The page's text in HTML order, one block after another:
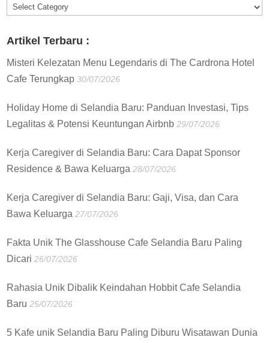
Informasi
Artikel Terbaru :
Misteri Kelezatan Menu Legendaris di The Cardrona Hotel
Cafe Terungkap 30/07/2026
Holiday Home di Selandia Baru: Panduan Investasi, Tips
Legalitas & Potensi Keuntungan Airbnb 29/07/2026
Kerja Caregiver di Selandia Baru: Cara Dapat Sponsor
Residence & Bawa Keluarga 28/07/2026
Kerja Caregiver di Selandia Baru: Gaji, Visa, dan Cara
Bawa Keluarga 27/07/2026
Fakta Unik The Glasshouse Cafe Selandia Baru Paling
Dicari 26/07/2026
Rahasia Unik Dibalik Keindahan Hobbit Cafe Selandia
Baru 25/07/2026
5 Kafe unik Selandia Baru Paling Diburu Wisatawan Dunia